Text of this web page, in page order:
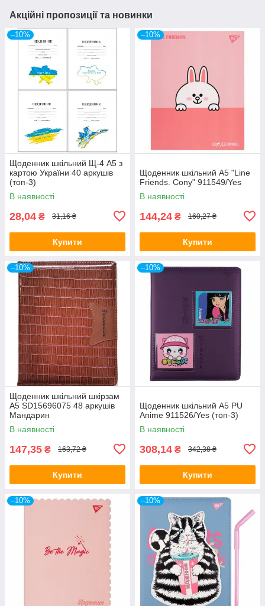
Акційні пропозиції та новинки
–10%
Щоденник шкільний Щ-4 А5 з
картою України 40 аркушів
(топ-3)
В наявності
28,04 ₴ 31,16 ₴
Купити
–10%
Щоденник шкільний A5 "Line
Friends. Cony" 911549/Yes
В наявності
144,24 ₴ 160,27 ₴
Купити
–10%
Щоденник шкільний шкірзам
А5 SD15696075 48 аркушів
Мандарин
В наявності
147,35 ₴ 163,72 ₴
Купити
–10%
Щоденник шкільний A5 PU
Anime 911526/Yes (топ-3)
В наявності
308,14 ₴ 342,38 ₴
Купити
–10% –10%